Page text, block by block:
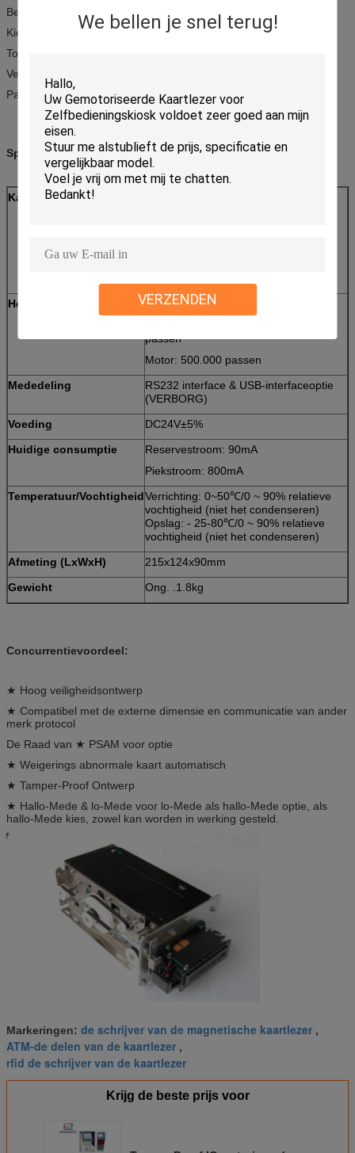
We bellen je snel terug!
VERZENDEN
Betalingssystemen
Kioskterminals
Toegangsbeheerterminals
Veiligheidsterminals
Parkerensystemen
Specificaties:
Kaartnorm
Het levenstijd
Magnetisch hoofd: 500.000 passen
passen
Motor: 500.000 passen
Mededeling
RS232 interface & USB-interfaceoptie
(VERBORG)
Voeding
DC24V±5%
Huidige consumptie
Reservestroom: 90mA
Piekstroom: 800mA
Temperatuur/VochtigheidVerrichting: 0~50℃/0 ~ 90% relatieve
vochtigheid (niet het condenseren)
Opslag: - 25-80℃/0 ~ 90% relatieve
vochtigheid (niet het condenseren)
Afmeting (LxWxH)
215x124x90mm
Gewicht
Ong. .1.8kg
Concurrentievoordeel:
★ Hoog veiligheidsontwerp
★ Compatibel met de externe dimensie en communicatie van ander
merk protocol
De Raad van ★ PSAM voor optie
★ Weigerings abnormale kaart automatisch
★ Tamper-Proof Ontwerp
★ Hallo-Mede & lo-Mede voor lo-Mede als hallo-Mede optie, als
hallo-Mede kies, zowel kan worden in werking gesteld.
Markeringen: de schrijver van de magnetische kaartlezer ,
ATM-de delen van de kaartlezer ,
rfid de schrijver van de kaartlezer
Krijg de beste prijs voor